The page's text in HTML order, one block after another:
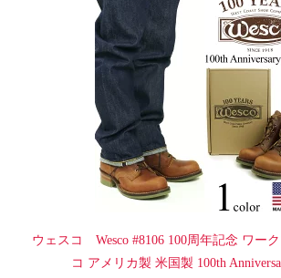
ウェスコ Wesco #8106 100周年記念 ワー
コ アメリカ製 米国製 100th